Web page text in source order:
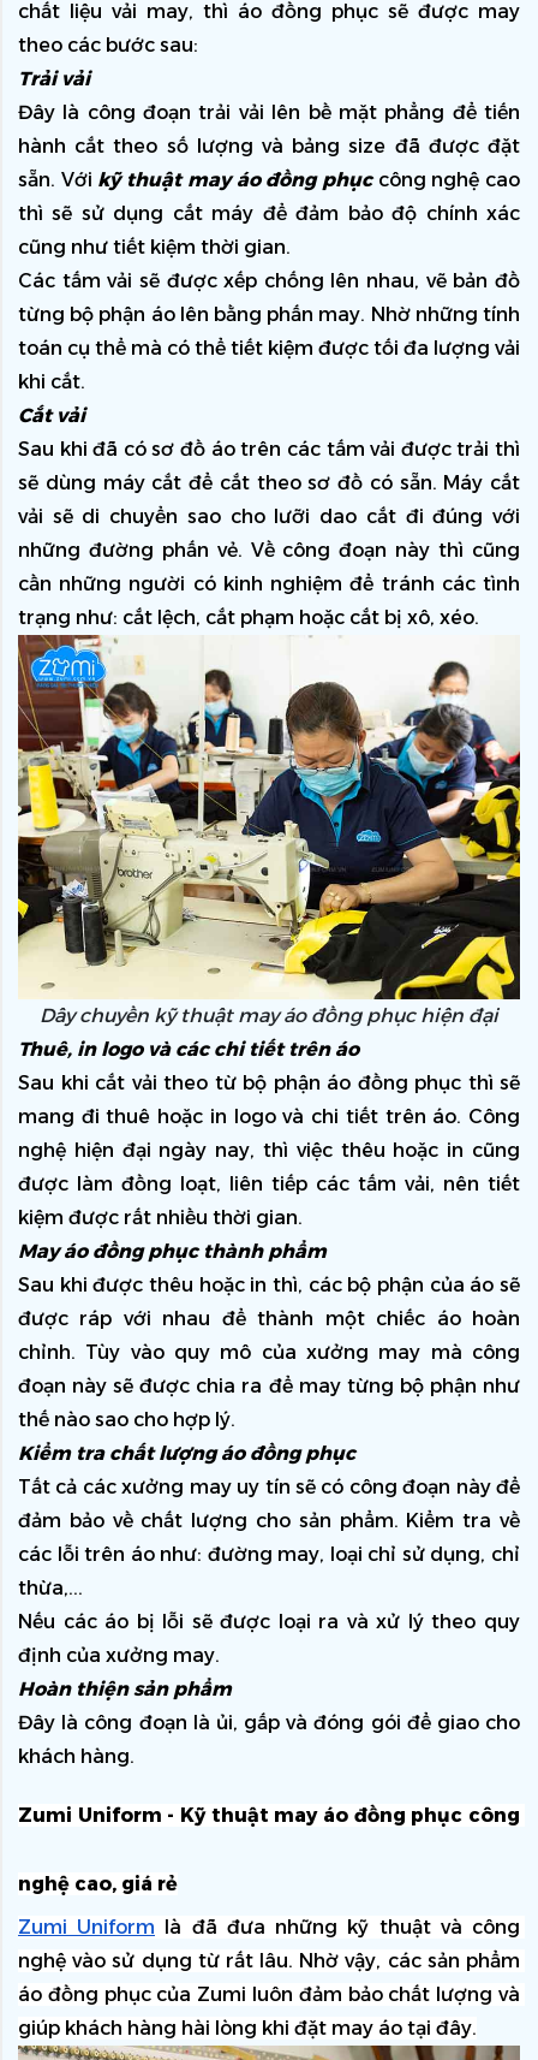
chất liệu vải may, thì áo đồng phục sẽ được may
theo các bước sau:
Trải vải
Đây là công đoạn trải vải lên bề mặt phẳng để tiến
hành cắt theo số lượng và bảng size đã được đặt
sẵn. Với kỹ thuật may áo đồng phục công nghệ cao
thì sẽ sử dụng cắt máy để đảm bảo độ chính xác
cũng như tiết kiệm thời gian.
Các tấm vải sẽ được xếp chống lên nhau, vẽ bản đồ
từng bộ phận áo lên bằng phấn may. Nhờ những tính
toán cụ thể mà có thể tiết kiệm được tối đa lượng vải
khi cắt.
Cắt vải
Sau khi đã có sơ đồ áo trên các tấm vải được trải thì
sẽ dùng máy cắt để cắt theo sơ đồ có sẵn. Máy cắt
vải sẽ di chuyển sao cho lưỡi dao cắt đi đúng với
những đường phấn vẻ. Về công đoạn này thì cũng
cần những người có kinh nghiệm để tránh các tình
trạng như: cắt lệch, cắt phạm hoặc cắt bị xô, xéo.
Dây chuyền kỹ thuật may áo đồng phục hiện đại
Thuê, in logo và các chi tiết trên áo
Sau khi cắt vải theo từ bộ phận áo đồng phục thì sẽ
mang đi thuê hoặc in logo và chi tiết trên áo. Công
nghệ hiện đại ngày nay, thì việc thêu hoặc in cũng
được làm đồng loạt, liên tiếp các tấm vải, nên tiết
kiệm được rất nhiều thời gian.
May áo đồng phục thành phẩm
Sau khi được thêu hoặc in thì, các bộ phận của áo sẽ
được ráp với nhau để thành một chiếc áo hoàn
chỉnh. Tùy vào quy mô của xưởng may mà công
đoạn này sẽ được chia ra để may từng bộ phận như
thế nào sao cho hợp lý.
Kiểm tra chất lượng áo đồng phục
Tất cả các xưởng may uy tín sẽ có công đoạn này để
đảm bảo về chất lượng cho sản phẩm. Kiểm tra về
các lỗi trên áo như: đường may, loại chỉ sử dụng, chỉ
thừa,...
Nếu các áo bị lỗi sẽ được loại ra và xử lý theo quy
định của xưởng may.
Hoàn thiện sản phẩm
Đây là công đoạn là ủi, gấp và đóng gói để giao cho
khách hàng.
Zumi Uniform - Kỹ thuật may áo đồng phục công
nghệ cao, giá rẻ
Zumi Uniform là đã đưa những kỹ thuật và công
nghệ vào sử dụng từ rất lâu. Nhờ vậy, các sản phẩm
áo đồng phục của Zumi luôn đảm bảo chất lượng và
giúp khách hàng hài lòng khi đặt may áo tại đây.